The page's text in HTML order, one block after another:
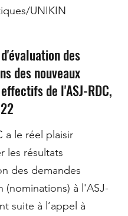
UNIKIN
des
des nouveaux
de l'ASJ-RDC,
a le réel plaisir
les résultats
des demandes
(nominations) à l'ASJ-
suite à l’appel à